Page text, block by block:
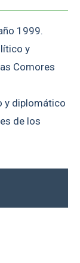
1999.
y
Comores
y diplomático
de los